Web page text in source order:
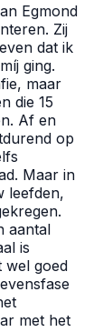
Egmond
Zij
dat ik
ging.
maar
die 15
Af en
op
Maar in
leefden,
aantal
is
wel goed
met het